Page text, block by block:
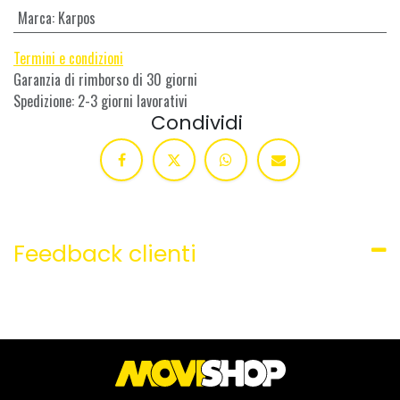
Marca: Karpos
Termini e condizioni
Garanzia di rimborso di 30 giorni
Spedizione: 2-3 giorni lavorativi
Condividi
Feedback clienti